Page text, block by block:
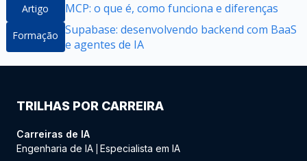
Artigo MCP: o que é, como funciona e diferenças
Formação Supabase: desenvolvendo backend com BaaS
e agentes de IA
TRILHAS POR CARREIRA
Carreiras de IA
Engenharia de IA Especialista em IA